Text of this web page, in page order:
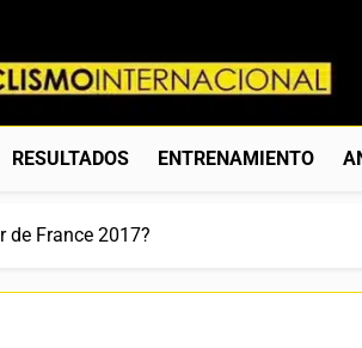
Ciclismo Mundial. Entrevistas, Análisis,
RESULTADOS ENTRENAMIENTO
de France 2017?